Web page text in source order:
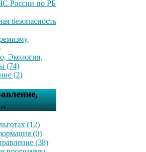
России по РБ
безопасность
Экология,
(74)
(2)
(12)
(0)
(38)